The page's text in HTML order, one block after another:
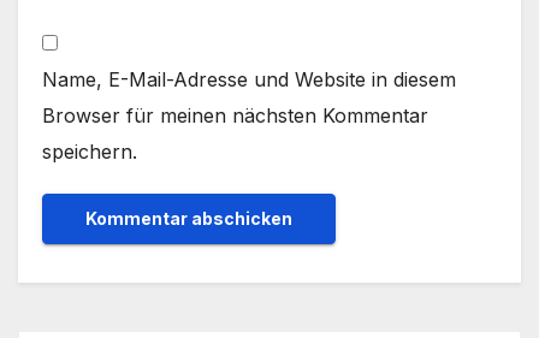
Name, E-Mail-Adresse und Website in diesem
Browser für meinen nächsten Kommentar
speichern.